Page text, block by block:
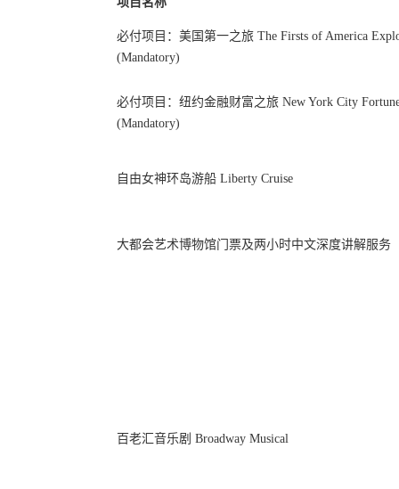
必付项目：美国第一之旅 The Firsts of America
(Mandatory)
必付项目：纽约金融财富之旅 New York City
(Mandatory)
自由女神环岛游船 Liberty Cruise
大都会艺术博物馆门票及两小时中文深度讲解服务
百老汇音乐剧 Broadway Musical